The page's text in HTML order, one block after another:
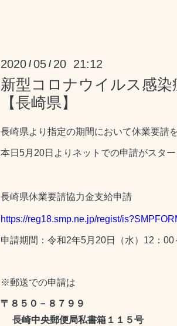
2020 /05 / 20 21:12
新型コロナウイルス感
【長崎県】
長崎県より指定の期間において休業要請
本日5月20日よりネットでの申請がスター
長崎県休業要請協力金支給申請
https://reg18.smp.ne.jp/regist/
申請期間：令和2年5月20日（水）12：
※郵送での申請は
〒８５０－８７９９
長崎中央郵便局私書箱１１５号